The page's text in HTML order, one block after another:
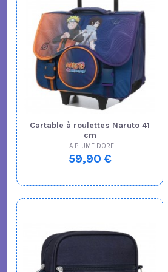
Cartable à roulettes Naruto 41
cm
LA PLUME DORE
59,90 €